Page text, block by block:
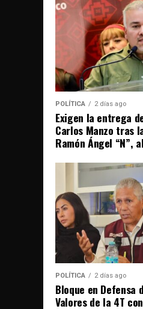
POLÍTICA 2 días ago
Exigen la entrega
Carlos Manzo tras
Ramón Ángel “N”,
POLÍTICA 2 días ago
Bloque en Defensa
Valores de la 4T